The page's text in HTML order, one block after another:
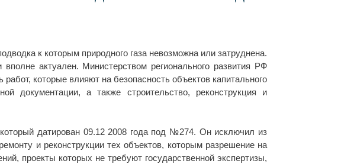
к которым природного газа невозможна или затруднена.
актуален. Министерством регионального развития РФ
которые влияют на безопасность объектов капитального
документации, а также строительство, реконструкция и
датирован 09.12 2008 года под №274. Он исключил из
и реконструкции тех объектов, которым разрешение на
проекты которых не требуют государственной экспертизы,